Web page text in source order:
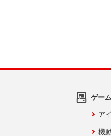
ゲー
ア
機